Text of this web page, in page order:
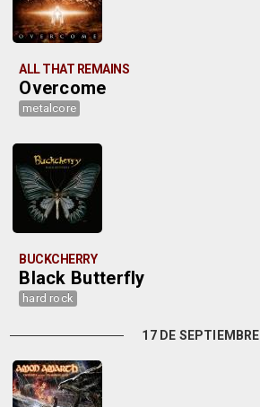
ALL THAT REMAINS
Overcome
metalcore
BUCKCHERRY
Black Butterfly
hard rock
17 DE SEPTIEMBRE